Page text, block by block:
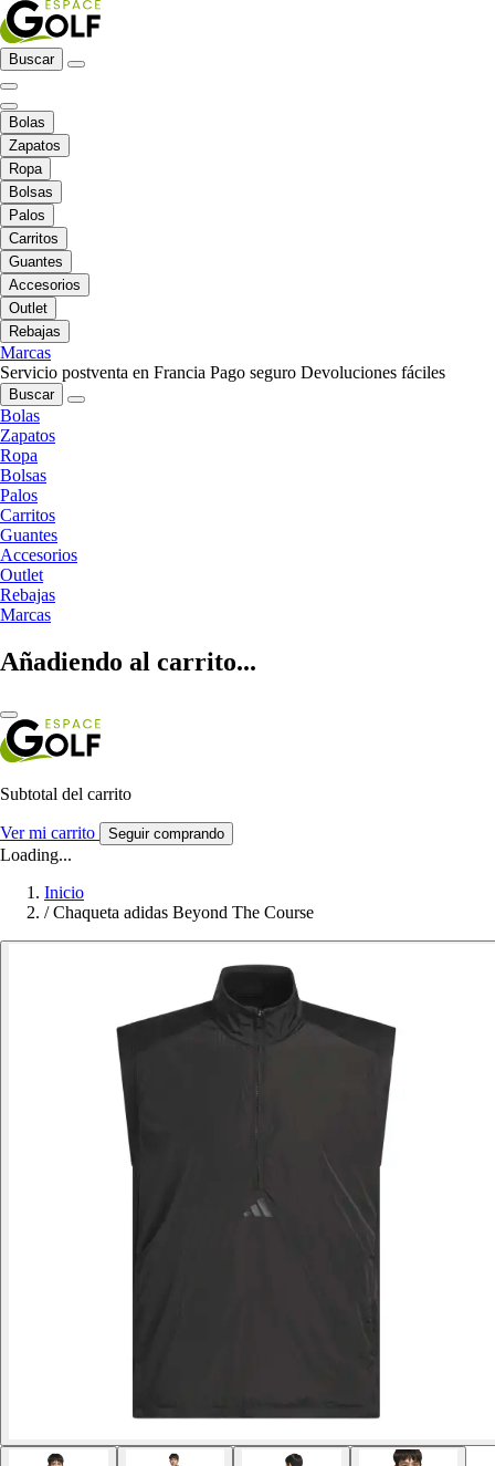
Buscar
Bolas
Zapatos
Ropa
Bolsas
Palos
Carritos
Guantes
Accesorios
Outlet
Rebajas
Marcas
Servicio postventa en Francia Pago seguro Devoluciones fáciles
Buscar
Bolas
Zapatos
Ropa
Bolsas
Palos
Carritos
Guantes
Accesorios
Outlet
Rebajas
Marcas
Añadiendo al carrito...
Subtotal del carrito
Ver mi carrito Seguir comprando
Loading...
Inicio
/ Chaqueta adidas Beyond The Course